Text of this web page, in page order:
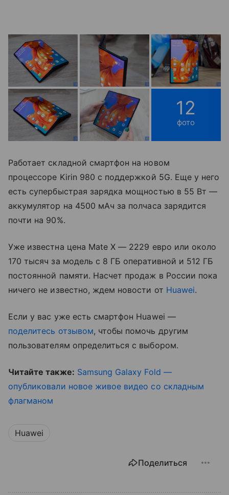
12
фото
Работает складной смартфон на новом
процессоре Kirin 980 с поддержкой 5G. Еще у него
есть супербыстрая зарядка мощностью в 55 Вт —
аккумулятор на 4500 мАч за полчаса зарядится
почти на 90%.
Уже известна цена Mate X — 2229 евро или около
170 тысяч за модель с 8 ГБ оперативной и 512 ГБ
постоянной памяти. Насчет продаж в России пока
ничего не известно, ждем новости от Huawei.
Если у вас уже есть смартфон Huawei —
поделитесь отзывом, чтобы помочь другим
пользователям определиться с выбором.
Читайте также: Samsung Galaxy Fold —
опубликовали новое живое видео со складным
флагманом
Huawei
Поделиться